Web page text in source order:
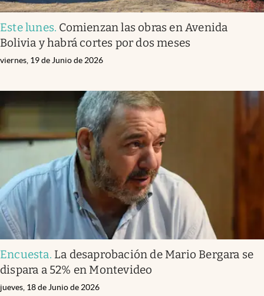
Este lunes. Comienzan las obras en Avenida
Bolivia y habrá cortes por dos meses
viernes, 19 de Junio de 2026
Encuesta. La desaprobación de Mario Bergara se
dispara a 52% en Montevideo
jueves, 18 de Junio de 2026